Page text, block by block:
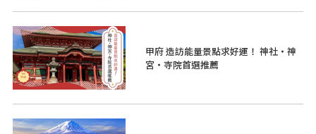
甲府 造訪能量景點求好運！ 神社・神
宮・寺院首選推薦